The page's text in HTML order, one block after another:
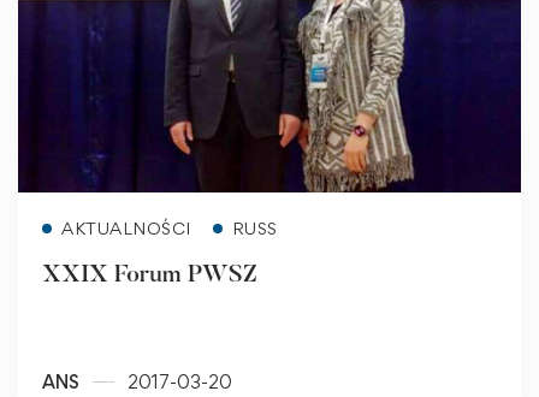
AKTUALNOŚCI RUSS
XXIX Forum PWSZ
ANS 2017-03-20